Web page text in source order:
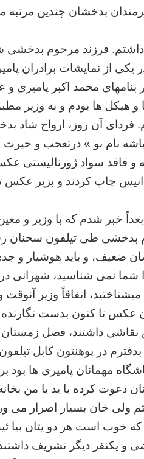
بدخشان چندین مرتبه
داشتم. فرزند مرحوم بدخشی
یکی از نمایشات برادران
بنامهای محمد اکبر پامیری و
و هیکل ها بودم و به وزیر
. فردای آن روز، ارواح شاد
باشه نام نو »درتعجب و حیرت
و فاقد سواد ژورنالیستی
انیس چاپ کردند و بزیر عکس
بعداً خبر شدم که با وزیر و
بدخشی طی تیلفون سخنان
ضعیف، و باید هوشیار و
شما نمی شناسید، شهرانی در
میشناختید، اتفاقاً وزیر آنوقت
عکس تا کنون بدست نگارنده
نقاشی داشتند، فصل زمستان
بدفترم در پوهنتون کابل تیلفون
مهمانان پامیری ها بود
نان دعوت کرده با ید با من
ولی خان بسیار اصرار می
که خوب است هر دو یتان بیا
و یکنفر دیگر تشریف